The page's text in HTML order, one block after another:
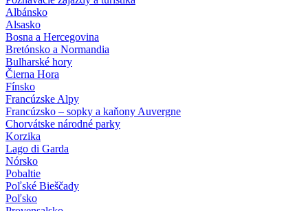
Albánsko
Alsasko
Bosna a Hercegovina
Bretónsko a Normandia
Bulharské hory
Čierna Hora
Fínsko
Francúzske Alpy
Francúzsko – sopky a kaňony Auvergne
Chorvátske národné parky
Korzika
Lago di Garda
Nórsko
Pobaltie
Poľské Bieščady
Poľsko